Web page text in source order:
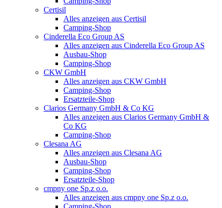
Certisil
Alles anzeigen aus Certisil
Camping-Shop
Cinderella Eco Group AS
Alles anzeigen aus Cinderella Eco Group AS
Ausbau-Shop
Camping-Shop
CKW GmbH
Alles anzeigen aus CKW GmbH
Camping-Shop
Ersatzteile-Shop
Clarios Germany GmbH & Co KG
Alles anzeigen aus Clarios Germany GmbH &
Co KG
Camping-Shop
Clesana AG
Alles anzeigen aus Clesana AG
Ausbau-Shop
Camping-Shop
Ersatzteile-Shop
cmpny one Sp.z o.o.
Alles anzeigen aus cmpny one Sp.z o.o.
Camping-Shop